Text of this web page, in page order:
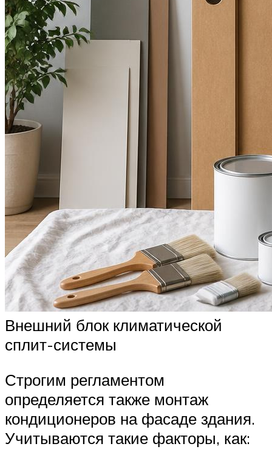
Внешний блок климатической
сплит-системы
Строгим регламентом
определяется также монтаж
кондиционеров на фасаде здания.
Учитываются такие факторы, как: